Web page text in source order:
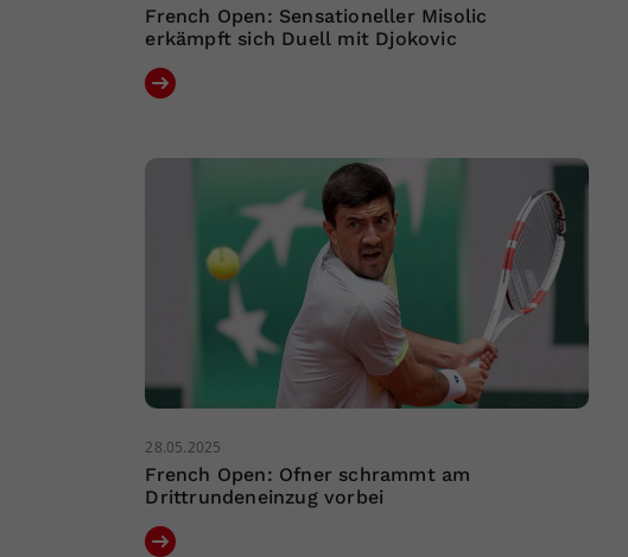
French Open: Sensationeller Misolic
erkämpft sich Duell mit Djokovic
28.05.2025
French Open: Ofner schrammt am
Drittrundeneinzug vorbei